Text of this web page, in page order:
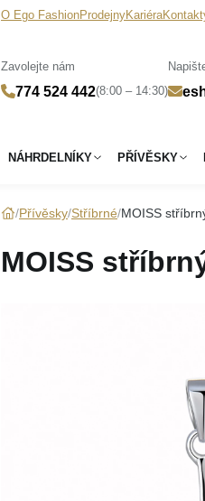
O Ego FashionProdejnyKariéra
Zavolejte nám
774 524 442(8:00 – 14:30)
NÁHRDELNÍKY PŘÍVĚSKY
Přívěsky Stříbrné MOISS
MOISS